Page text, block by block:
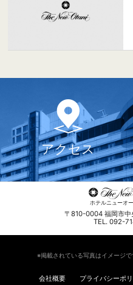
アクセス
ホテルニューオ
〒810-0004 福岡市中
TEL. 092-
※掲載されている写真はイメージ
会社概要 プライバシーポ